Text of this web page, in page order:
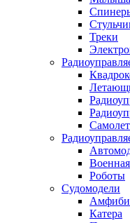
Треки
Роботы
Судомодели
Катера